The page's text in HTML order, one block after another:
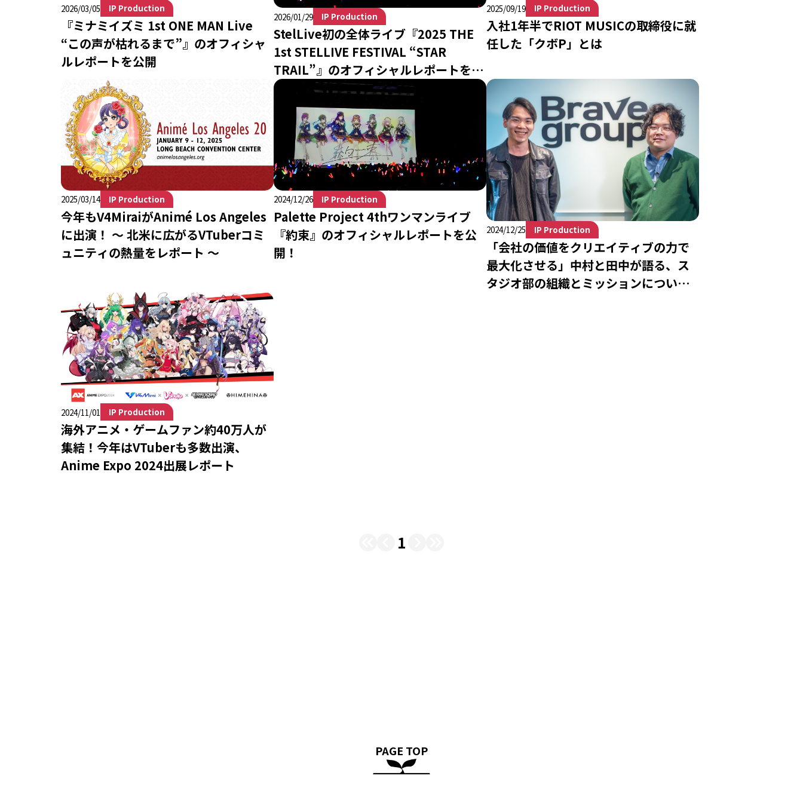
2026/03/05 IP Production
『ミナミイズミ 1st ONE MAN Live
“この声が枯れるまで”』のオフィシャ
ルレポートを公開
2026/01/29 IP Production
StelLive初の全体ライブ『2025 THE
1st STELLIVE FESTIVAL “STAR
TRAIL”』のオフィシャルレポートを公
開
2025/09/19 IP Production
入社1年半でRIOT MUSICの取締役に就
任した「クボP」とは
2025/03/14 IP Production
今年もV4MiraiがAnimé Los Angeles
に出演！ 〜 北米に広がるVTuberコミ
ュニティの熱量をレポート 〜
2024/12/26 IP Production
Palette Project 4thワンマンライブ
『約束』のオフィシャルレポートを公
開！
2024/12/25 IP Production
「会社の価値をクリエイティブの力で
最大化させる」中村と田中が語る、ス
タジオ部の組織とミッションについ
2024/11/01 IP Production
海外アニメ・ゲームファン約40万人が
集結！今年はVTuberも多数出演、
Anime Expo 2024出展レポート
1
PAGE TOP